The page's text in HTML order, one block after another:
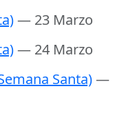
— 23 Marzo
— 24 Marzo
Santa)—